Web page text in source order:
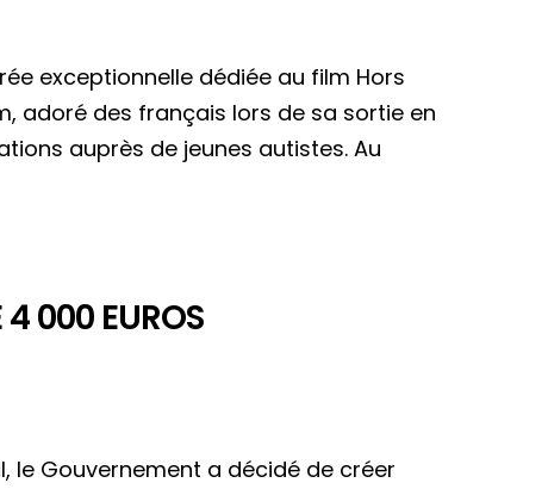
exceptionnelle dédiée au film Hors
adoré des français lors de sa sortie en
auprès de jeunes autistes. Au
4 000 EUROS
le Gouvernement a décidé de créer